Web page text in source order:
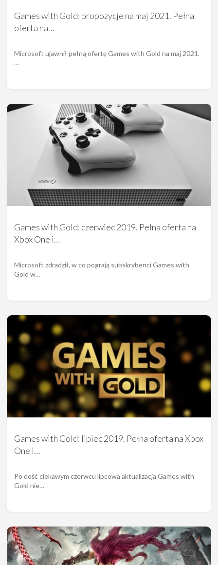
Games with Gold: propozycje na maj 2021. Pełna
oferta na…
Microsoft ujawnił pełną ofertę Games with Gold na maj 2021.
…
Games with Gold: czerwiec 2019. Pełna oferta na
Xbox One i…
Microsoft zdradził, w co pograją subskrybenci Games with
Gold w…
Games with Gold: lipiec 2019. Pełna oferta na Xbox
One i…
Po dość ciekawym czerwcu lipcowa aktualizacja Games with
Gold nie…